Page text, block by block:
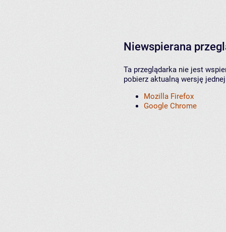
Niewspierana
Ta przeglądarka nie jest
pobierz aktualną wersję
Mozilla Firefox
Google Chrome